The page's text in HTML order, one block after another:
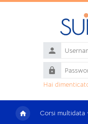
Username
Password
Hai
Corsi multidata